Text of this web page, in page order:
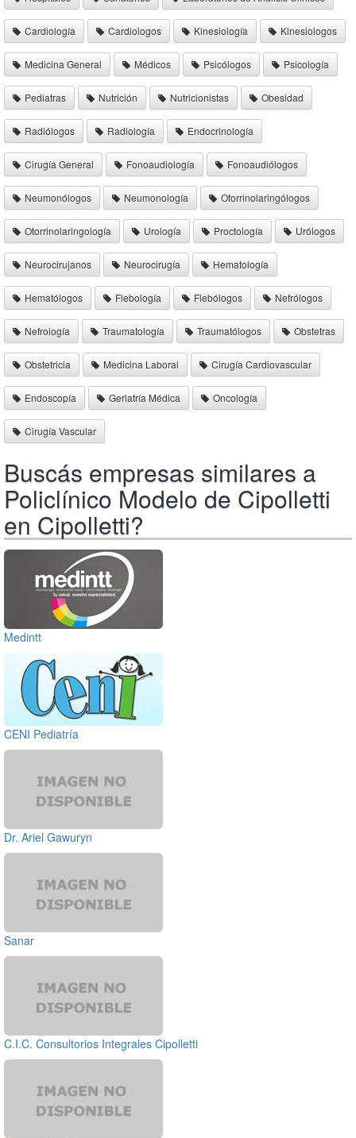
Cardiología Cardiologos Kinesiología Kinesiologos
Medicina General Médicos Psicólogos Psicología
Pediatras Nutrición Nutricionistas Obesidad
Radiólogos Radiología Endocrinología
Cirugía General Fonoaudiología Fonoaudiólogos
Neumonólogos Neumonología Otorrinolaringólogos
Otorrinolaringología Urología Proctología Urólogos
Neurocirujanos Neurocirugía Hematología
Hematólogos Flebología Flebólogos Nefrólogos
Nefrología Traumatología Traumatólogos Obstetras
Obstetricia Medicina Laboral Cirugía Cardiovascular
Endoscopía Geriatría Médica Oncología
Cirugía Vascular
Buscás empresas similares a
Policlínico Modelo de Cipolletti
en Cipolletti?
Medintt
CENI Pediatría
Dr. Ariel Gawuryn
Sanar
C.I.C. Consultorios Integrales Cipolletti